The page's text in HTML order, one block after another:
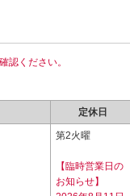
認ください。
定休日
第2火曜
【臨時営業日の
お知らせ】